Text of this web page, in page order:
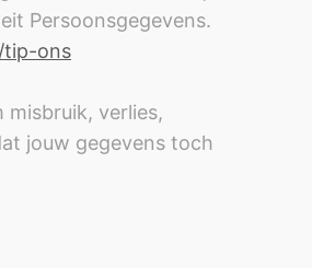
Persoonsgegevens.
tip-ons
misbruik, verlies,
jouw gegevens toch